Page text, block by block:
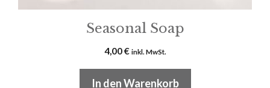
Seasonal Soap
4,00€ inkl. MwSt.
In den Warenkorb